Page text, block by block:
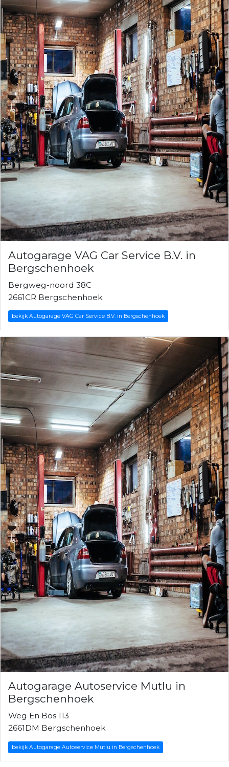
Autogarage VAG Car Service B.V. in
Bergschenhoek
Bergweg-noord 38C
2661CR Bergschenhoek
bekijk Autogarage VAG Car Service B.V. in Bergschenhoek
Autogarage Autoservice Mutlu in
Bergschenhoek
Weg En Bos 113
2661DM Bergschenhoek
bekijk Autogarage Autoservice Mutlu in Bergschenhoek